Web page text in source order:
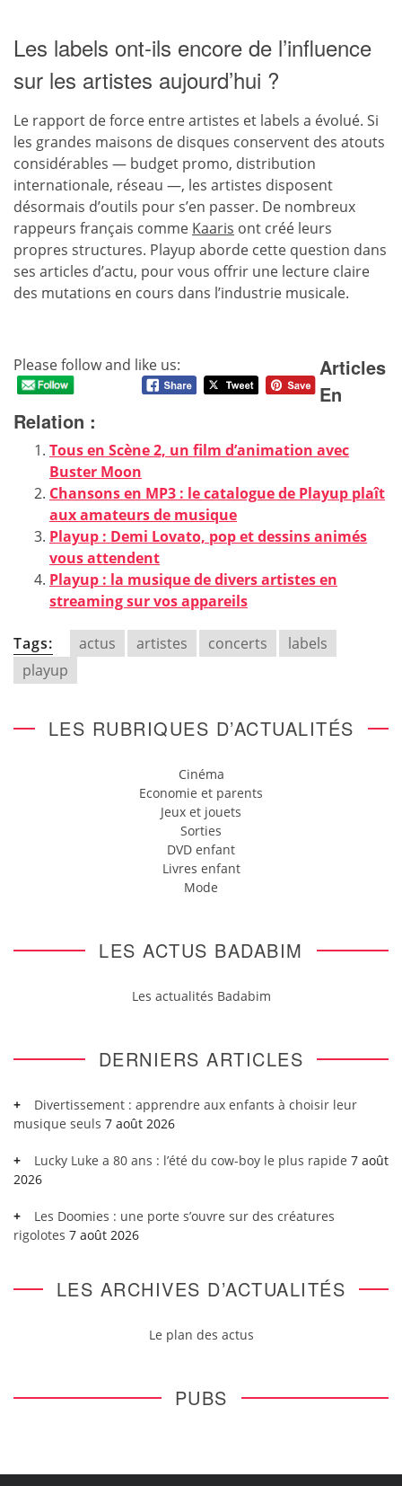
Les labels ont-ils encore de l’influence
sur les artistes aujourd’hui ?
Le rapport de force entre artistes et labels a évolué. Si
les grandes maisons de disques conservent des atouts
considérables — budget promo, distribution
internationale, réseau —, les artistes disposent
désormais d’outils pour s’en passer. De nombreux
rappeurs français comme Kaaris ont créé leurs
propres structures. Playup aborde cette question dans
ses articles d’actu, pour vous offrir une lecture claire
des mutations en cours dans l’industrie musicale.
Please follow and like us:
Articles
En
Relation :
Tous en Scène 2, un film d’animation avec
Buster Moon
Chansons en MP3 : le catalogue de Playup plaît
aux amateurs de musique
Playup : Demi Lovato, pop et dessins animés
vous attendent
Playup : la musique de divers artistes en
streaming sur vos appareils
Tags: actus artistes concerts
labels
playup
LES RUBRIQUES D’ACTUALITÉS
Cinéma
Economie et parents
Jeux et jouets
Sorties
DVD enfant
Livres enfant
Mode
LES ACTUS BADABIM
Les actualités Badabim
DERNIERS ARTICLES
Divertissement : apprendre aux enfants à choisir leur
musique seuls 7 août 2026
Lucky Luke a 80 ans : l’été du cow-boy le plus rapide 7 août
2026
Les Doomies : une porte s’ouvre sur des créatures
rigolotes 7 août 2026
LES ARCHIVES D’ACTUALITÉS
Le plan des actus
PUBS